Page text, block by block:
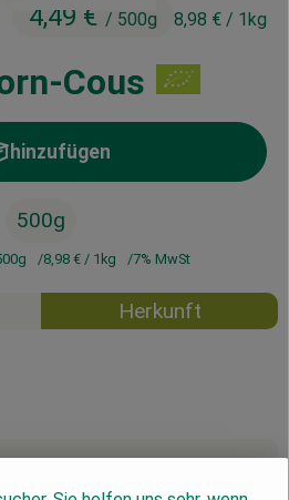
Cous
4,49 € / 500g 8,98 € / 1kg
hinzufügen
Produkt zum Warenkorb
500g
8,98 € / 1kg 7% MwSt
Herkunft